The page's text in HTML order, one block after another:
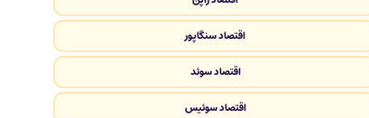
اقتصاد سنگاپور
اقتصاد سوئد
اقتصاد سوئیس